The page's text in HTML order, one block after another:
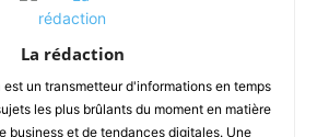
La rédaction
un transmetteur d'informations en temps
les plus brûlants du moment en matière
business et de tendances digitales. Une